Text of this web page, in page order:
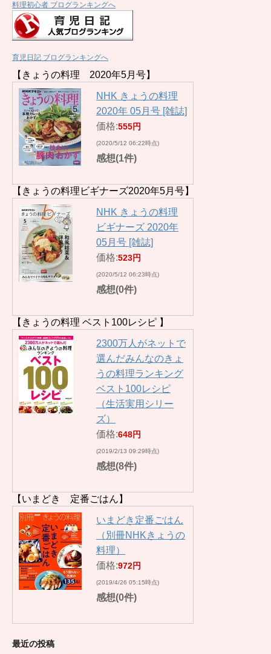
料理初心者 ブログランキングへ
育児日記 ブログランキングへ
【きょうの料理 2020年5月号】
NHK きょうの料理
2020年 05月号 [雑誌]
価格:555円
(2020/5/12 06:22時点)
感想(1件)
【きょうの料理ビギナーズ2020年5月号】
NHK きょうの料理
ビギナーズ 2020年
05月号 [雑誌]
価格:523円
(2020/5/12 06:23時点)
感想(0件)
【きょうの料理 ベスト100レシピ 】
2300万人がネットで
選んだみんなのきょ
うの料理ランキング
ベスト100レシピ
（生活実用シリー
ズ）
価格:648円
(2019/2/13 09:29時点)
感想(8件)
【いまどき 定番ごはん】
いまどき定番ごはん
（別冊NHKきょうの
料理）
価格:972円
(2019/4/26 05:15時点)
感想(0件)
最近の投稿